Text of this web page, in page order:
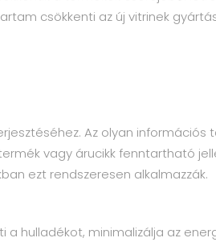
csökkenti az új vitrinek
Az olyan információs
vagy árucikk fenntartható
ezt rendszeresen alkalmazzák.
hulladékot, minimalizálja az